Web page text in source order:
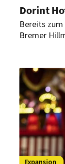
Dorint
Bereits
Bremer
Expansion